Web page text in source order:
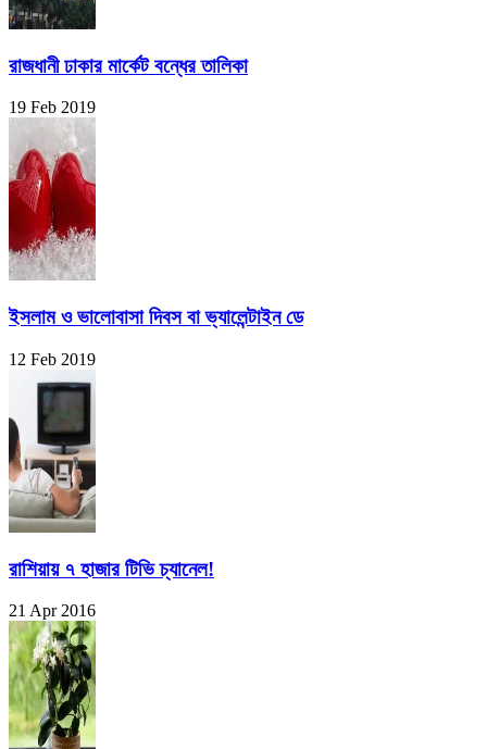
রাজধানী ঢাকার মার্কেট বন্ধের তালিকা
19 Feb 2019
ইসলাম ও ভালোবাসা দিবস বা ভ্যালেন্টাইন ডে
12 Feb 2019
রাশিয়ায় ৭ হাজার টিভি চ্যানেল!
21 Apr 2016